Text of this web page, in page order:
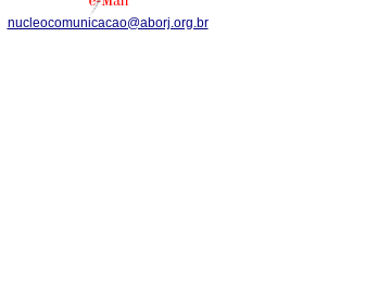
nucleocomunicacao@aborj.org.br